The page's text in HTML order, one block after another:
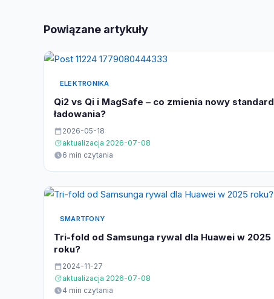
Powiązane artykuły
ELEKTRONIKA
Qi2 vs Qi i MagSafe – co zmienia nowy standard
ładowania?
2026-05-18
aktualizacja 2026-07-08
6 min czytania
SMARTFONY
Tri-fold od Samsunga rywal dla Huawei w 2025
roku?
2024-11-27
aktualizacja 2026-07-08
4 min czytania